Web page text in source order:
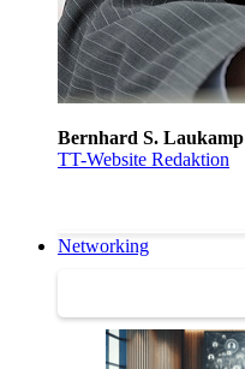
Bernhard S. Laukamp
TT-Website Redaktion
Networking